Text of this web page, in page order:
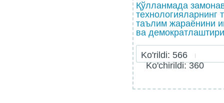
Қўлланмада
таълим жараёнини
ва
Ko'rildi: 566
Ko'chirildi: 360